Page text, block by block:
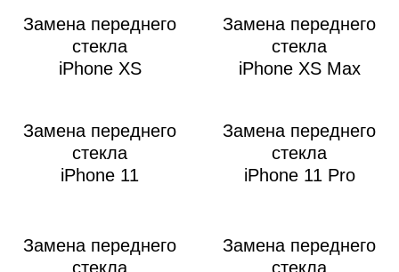
Замена переднего
стекла
iPhone XS
Замена переднего
стекла
iPhone XS Max
Замена переднего
стекла
iPhone 11
Замена переднего
стекла
iPhone 11 Pro
Замена переднего
стекла
Замена переднего
стекла